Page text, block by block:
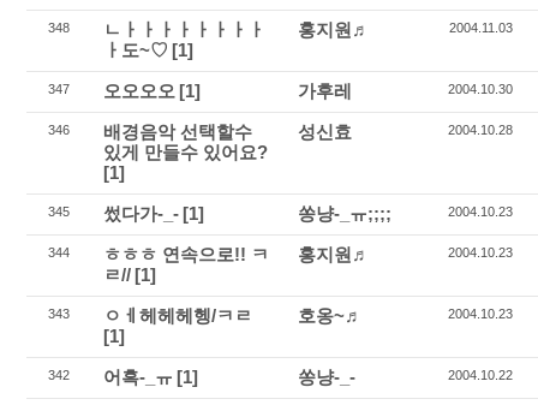
348
ㄴㅏㅏㅏㅏㅏㅏㅏㅏ
ㅏ도~♡ [1]
홍지원♬ 2004.11.03
347 오오오오 [1] 가후레 2004.10.30
346
배경음악 선택할수
있게 만들수 있어요?
[1]
성신효 2004.10.28
345 썼다가-_- [1] 쏭냥-_ㅠ;;;; 2004.10.23
344
ㅎㅎㅎ 연속으로!! ㅋ
ㄹ// [1]
홍지원♬ 2004.10.23
343
ㅇㅔ헤헤헤헹/ㅋㄹ
[1]
호옹~♬ 2004.10.23
342 어흑-_ㅠ [1] 쏭냥-_- 2004.10.22